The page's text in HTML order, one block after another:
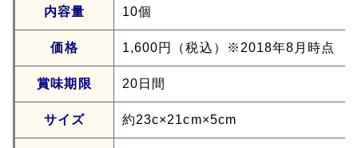
内容量 10個
価格 1,600円（税込）※2018年8月時点
賞味期限 20日間
サイズ 約23c×21cm×5cm